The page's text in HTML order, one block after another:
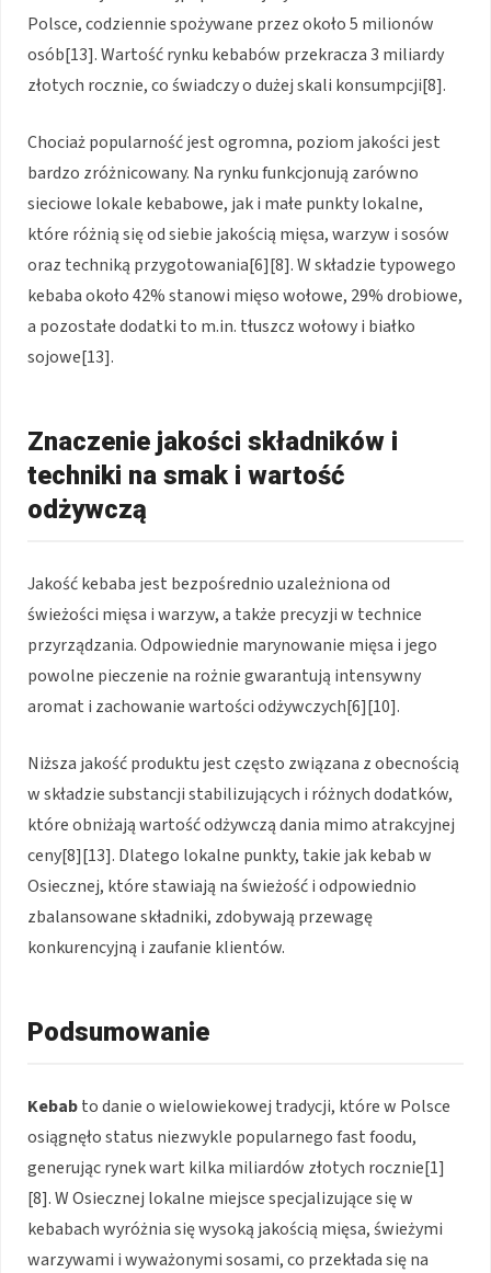
Polsce, codziennie spożywane przez około 5 milionów
osób[13]. Wartość rynku kebabów przekracza 3 miliardy
złotych rocznie, co świadczy o dużej skali konsumpcji[8].
Chociaż popularność jest ogromna, poziom jakości jest
bardzo zróżnicowany. Na rynku funkcjonują zarówno
sieciowe lokale kebabowe, jak i małe punkty lokalne,
które różnią się od siebie jakością mięsa, warzyw i sosów
oraz techniką przygotowania[6][8]. W składzie typowego
kebaba około 42% stanowi mięso wołowe, 29% drobiowe,
a pozostałe dodatki to m.in. tłuszcz wołowy i białko
sojowe[13].
Znaczenie jakości składników i
techniki na smak i wartość
odżywczą
Jakość kebaba jest bezpośrednio uzależniona od
świeżości mięsa i warzyw, a także precyzji w technice
przyrządzania. Odpowiednie marynowanie mięsa i jego
powolne pieczenie na rożnie gwarantują intensywny
aromat i zachowanie wartości odżywczych[6][10].
Niższa jakość produktu jest często związana z obecnością
w składzie substancji stabilizujących i różnych dodatków,
które obniżają wartość odżywczą dania mimo atrakcyjnej
ceny[8][13]. Dlatego lokalne punkty, takie jak kebab w
Osiecznej, które stawiają na świeżość i odpowiednio
zbalansowane składniki, zdobywają przewagę
konkurencyjną i zaufanie klientów.
Podsumowanie
Kebabto danie o wielowiekowej tradycji, które w Polsce
osiągnęło status niezwykle popularnego fast foodu,
generując rynek wart kilka miliardów złotych rocznie[1]
[8]. W Osiecznej lokalne miejsce specjalizujące się w
kebabach wyróżnia się wysoką jakością mięsa, świeżymi
warzywami i wyważonymi sosami, co przekłada się na